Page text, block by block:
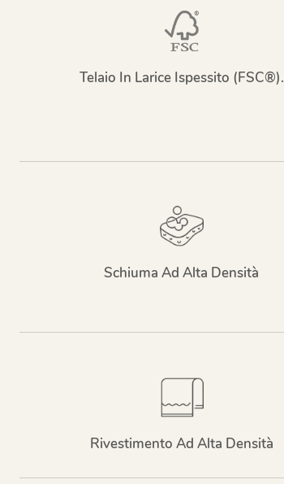
Telaio In Larice Ispessito (FSC®).
Schiuma Ad Alta Densità
Rivestimento Ad Alta Densità